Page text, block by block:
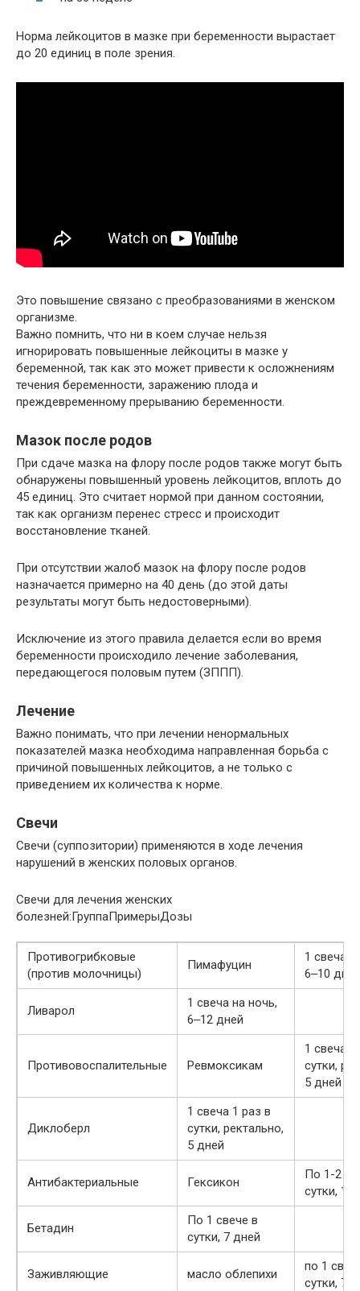
Норма лейкоцитов в мазке при беременности вырастает
до 20 единиц в поле зрения.
Это повышение связано с преобразованиями в женском
организме.
Важно помнить, что ни в коем случае нельзя
игнорировать повышенные лейкоциты в мазке у
беременной, так как это может привести к осложнениям
течения беременности, заражению плода и
преждевременному прерыванию беременности.
Мазок после родов
При сдаче мазка на флору после родов также могут быть
обнаружены повышенный уровень лейкоцитов, вплоть до
45 единиц. Это считает нормой при данном состоянии,
так как организм перенес стресс и происходит
восстановление тканей.
При отсутствии жалоб мазок на флору после родов
назначается примерно на 40 день (до этой даты
результаты могут быть недостоверными).
Исключение из этого правила делается если во время
беременности происходило лечение заболевания,
передающегося половым путем (ЗППП).
Лечение
Важно понимать, что при лечении ненормальных
показателей мазка необходима направленная борьба с
причиной повышенных лейкоцитов, а не только с
приведением их количества к норме.
Свечи
Свечи (суппозитории) применяются в ходе лечения
нарушений в женских половых органов.
Свечи для лечения женских
болезней:ГруппаПримерыДозы
Противогрибковые
(против молочницы)
Пимафуцин
1 свеча
6‒10 дней
Ливарол
1 свеча на ночь,
6‒12 дней
Противовоспалительные Ревмоксикам
1 свеча 2
сутки,
5 дней
Диклоберл
1 свеча 1 раз в
сутки, ректально,
5 дней
Антибактериальные Гексикон
По 1-2
сутки, 14
Бетадин
По 1 свече в
сутки, 7 дней
Заживляющие масло облепихи
по 1
сутки, 7